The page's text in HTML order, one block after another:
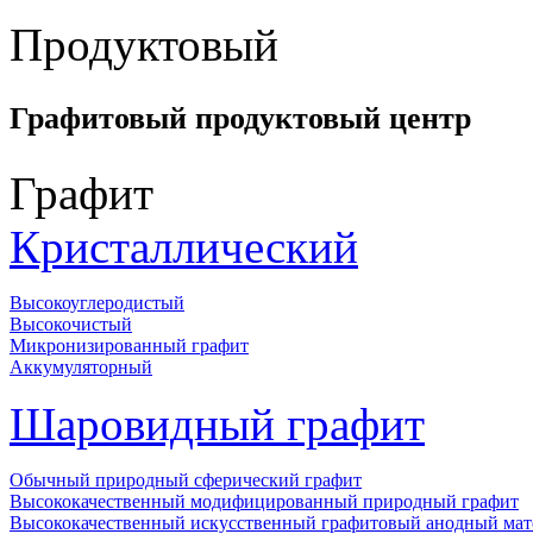
Продуктовый
Графитовый продуктовый центр
Графит
Кристаллический
Высокоуглеродистый
Высокочистый
Микронизированный графит
Аккумуляторный
Шаровидный графит
Обычный природный сферический графит
Высококачественный модифицированный природный графит
Высококачественный искусственный графитовый анодный